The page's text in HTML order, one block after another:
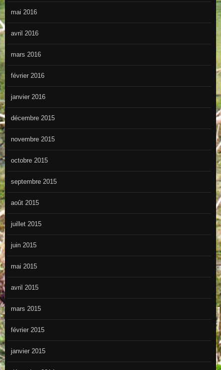
mai 2016
avril 2016
mars 2016
février 2016
janvier 2016
décembre 2015
novembre 2015
octobre 2015
septembre 2015
août 2015
juillet 2015
juin 2015
mai 2015
avril 2015
mars 2015
février 2015
janvier 2015